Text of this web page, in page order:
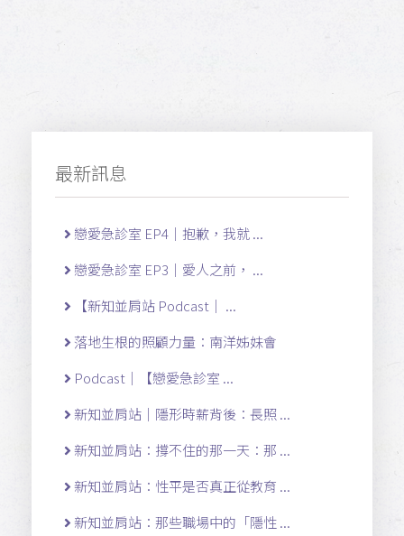
最新訊息
戀愛急診室 EP4｜抱歉，我就 ...
戀愛急診室 EP3｜愛人之前， ...
【新知並肩站 Podcast｜ ...
落地生根的照顧力量：南洋姊妹會
Podcast｜【戀愛急診室 ...
新知並肩站｜隱形時薪背後：長照 ...
新知並肩站：撐不住的那一天：那 ...
新知並肩站：性平是否真正從教育 ...
新知並肩站：那些職場中的「隱性 ...